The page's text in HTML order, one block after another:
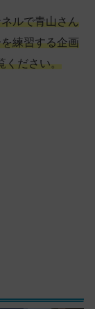
ルで青山さん
練習する企画
ください。